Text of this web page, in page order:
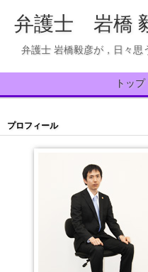
弁護士 岩橋
弁護士 岩橋毅彦が，日々思
トップ
プロフィール